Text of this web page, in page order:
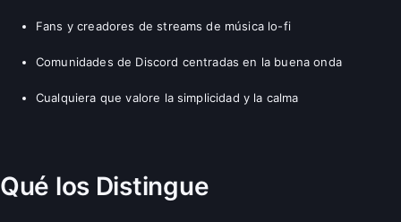
Fans y creadores de streams de música lo-fi
Comunidades de Discord centradas en la buena onda
Cualquiera que valore la simplicidad y la calma
Qué los Distingue